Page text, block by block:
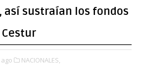
así sustraían los fondos
Cestur
NACIONALES,